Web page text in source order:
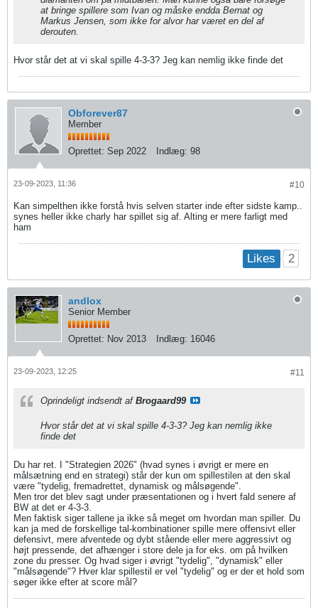
at bringe spillere som Ivan og måske endda Bernat og
Markus Jensen, som ikke for alvor har været en del af
derouten.
Hvor står det at vi skal spille 4-3-3? Jeg kan nemlig ikke finde det
Obforever87
Member
Oprettet: Sep 2022 Indlæg: 98
#10
23-09-2023, 11:36
Kan simpelthen ikke forstå hvis selven starter inde efter sidste kamp..
synes heller ikke charly har spillet sig af. Alting er mere farligt med
ham
Likes 2
andlox
Senior Member
Oprettet: Nov 2013 Indlæg: 16046
#11
23-09-2023, 12:25
Oprindeligt indsendt af Brogaard99
Hvor står det at vi skal spille 4-3-3? Jeg kan nemlig ikke
finde det
Du har ret. I "Strategien 2026" (hvad synes i øvrigt er mere en
målsætning end en strategi) står der kun om spillestilen at den skal
være "tydelig, fremadrettet, dynamisk og målsøgende".
Men tror det blev sagt under præsentationen og i hvert fald senere af
BW at det er 4-3-3.
Men faktisk siger tallene ja ikke så meget om hvordan man spiller. Du
kan ja med de forskellige tal-kombinationer spille mere offensivt eller
defensivt, mere afventede og dybt stående eller mere aggressivt og
højt pressende, det afhænger i store dele ja for eks. om på hvilken
zone du presser. Og hvad siger i øvrigt "tydelig", "dynamisk" eller
"målsøgende"? Hver klar spillestil er vel "tydelig" og er der et hold som
søger ikke efter at score mål?